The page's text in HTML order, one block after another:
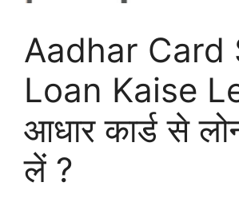
Aadhar Card
Loan Kaise
आधार कार्ड से
लें ?